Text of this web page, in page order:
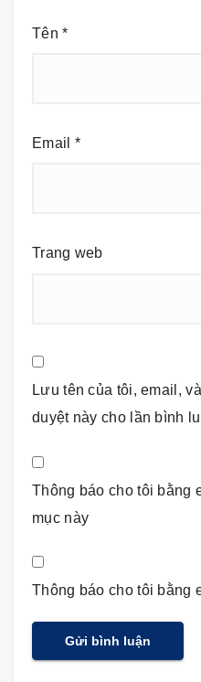
Tên*
Email *
Trang web
Lưu tên của tôi, email,
duyệt này cho lần bình
Thông báo cho tôi bằng
mục này
Thông báo cho tôi bằng